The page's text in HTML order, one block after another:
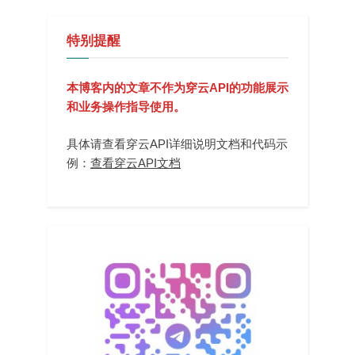
特别提醒
本博客内的文章不作为穿云API的功能展示
和业务操作指导使用。
具体请查看穿云API详细说明文档和代码示
例： 查看穿云API文档